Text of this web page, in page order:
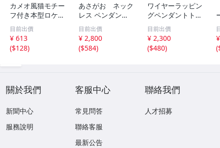
カメオ風猫モチー
フ付き本型ロケッ
トペンダント ネ
ックレス
目前出價
¥ 613
($128)
あさがお ネック
レス ペンダン
ト ブルー 花
レース編み 80番
ハンドメイド か
ぎ針編み 西洋ア
目前出價
¥ 2,800
($584)
ワイヤーラッピン
グペンダントトッ
プ 珊瑚化石 天然
石 フォッシルコ
ーラル
目前出價
¥ 2,300
($480)
(
關於我們
新聞中心
服務說明
客服中心
常見問答
聯絡客服
最新公告
聯絡我們
人才招募